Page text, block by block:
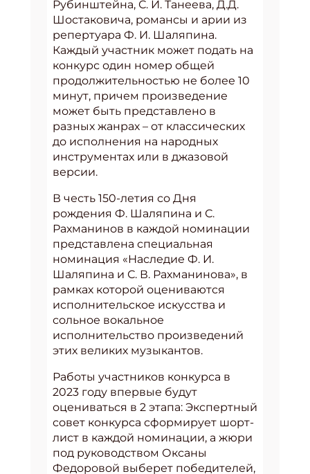
Рубинштейна, С. И. Танеева, Д.Д.
Шостаковича, романсы и арии из
репертуара Ф. И. Шаляпина.
Каждый участник может подать на
конкурс один номер общей
продолжительностью не более 10
минут, причем произведение
может быть представлено в
разных жанрах – от классических
до исполнения на народных
инструментах или в джазовой
версии.
В честь 150-летия со Дня
рождения Ф. Шаляпина и С.
Рахманинов в каждой номинации
представлена специальная
номинация «Наследие Ф. И.
Шаляпина и С. В. Рахманинова», в
рамках которой оцениваются
исполнительское искусства и
сольное вокальное
исполнительство произведений
этих великих музыкантов.
Работы участников конкурса в
2023 году впервые будут
оцениваться в 2 этапа: Экспертный
совет конкурса сформирует шорт-
лист в каждой номинации, а жюри
под руководством Оксаны
Федоровой выберет победителей,